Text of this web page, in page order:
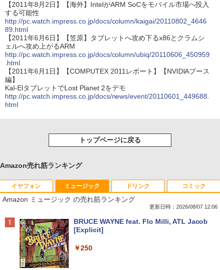
【2011年8月2日】【海外】IntelがARM SoCをモバイル市場へ投入
する可能性
http://pc.watch.impress.co.jp/docs/column/kaigai/20110802_4646
89.html
【2011年6月6日】【笠原】タブレットへ攻め下るx86とクラムシ
ェルへ攻め上がるARM
http://pc.watch.impress.co.jp/docs/column/ubiq/20110606_450959
.html
【2011年6月1日】【COMPUTEX 2011レポート】【NVIDIAブース
編】
Kal-ElタブレットでLost Planet 2をデモ
http://pc.watch.impress.co.jp/docs/news/event/20110601_449688.
html
トップページに戻る
Amazon売れ筋ランキング
イヤフォン
Anker Soundcore P40i オフホワイト
ミュージック
Amazon ミュージック の売れ筋ランキング
更新日時：2026/08/07 12:06
BRUCE WAYNE feat. Flo Milli, ATL Jacob
[Explicit]
￥250
ドリンク コミック